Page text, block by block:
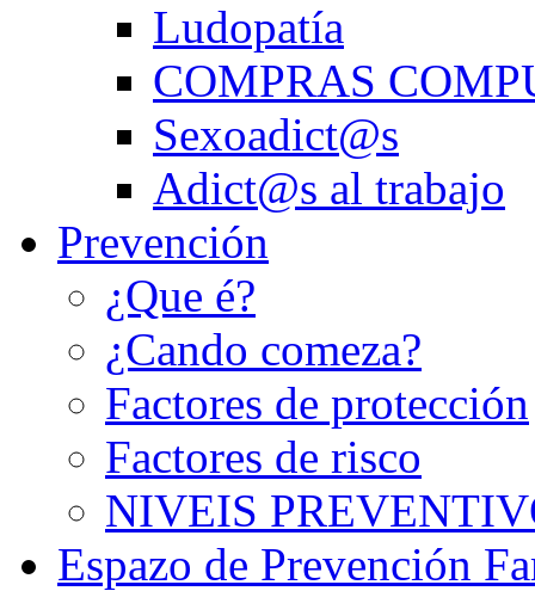
Ludopatía
COMPRAS
Sexoadict@s
Adict@s al trabajo
Prevención
¿Que é?
¿Cando comeza?
Factores de protección
Factores de risco
NIVEIS
Espazo de Prevención